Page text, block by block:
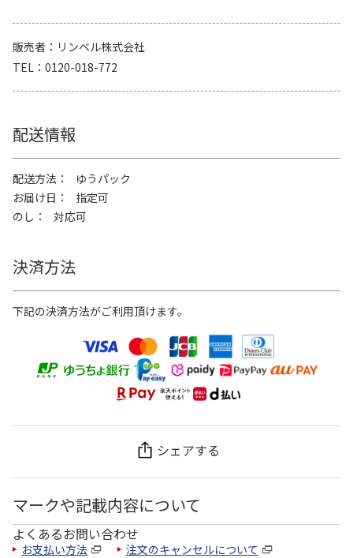
販売者
リンベル株式会社
TEL
0120-018-772
配送情報
配送方法
ゆうパック
お届け日
指定可
のし
対応可
決済方法
下記の決済方法がご利用頂けます。
シェアする
マークや記載内容について
よくあるお問い合わせ
お支払い方法 注文のキャンセルについて